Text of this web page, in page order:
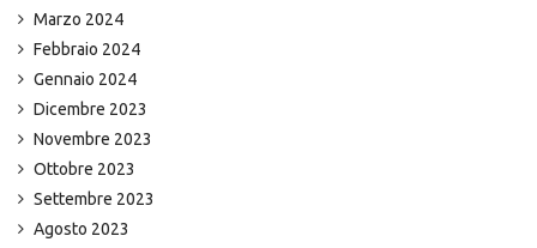
Marzo 2024
Febbraio 2024
Gennaio 2024
Dicembre 2023
Novembre 2023
Ottobre 2023
Settembre 2023
Agosto 2023